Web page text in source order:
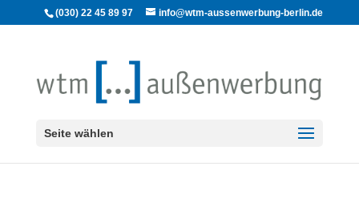
(030) 22 45 89 97 info@wtm-aussenwerbung-berlin.de
Seite wählen